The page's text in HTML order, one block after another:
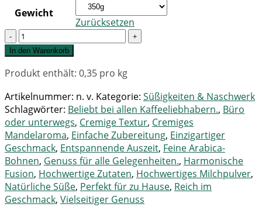
Gewicht
Zurücksetzen
Quantity
In den Warenkorb
Produkt enthält: 0,35 pro kg
Artikelnummer: n. v. Kategorie: Süßigkeiten & Naschwerk
Schlagwörter: Beliebt bei allen Kaffeeliebhabern., Büro
oder unterwegs, Cremige Textur, Cremiges
Mandelaroma, Einfache Zubereitung, Einzigartiger
Geschmack, Entspannende Auszeit, Feine Arabica-
Bohnen, Genuss für alle Gelegenheiten., Harmonische
Fusion, Hochwertige Zutaten, Hochwertiges Milchpulver,
Natürliche Süße, Perfekt für zu Hause, Reich im
Geschmack, Vielseitiger Genuss